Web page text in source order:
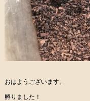
おはようございます。
孵りました！